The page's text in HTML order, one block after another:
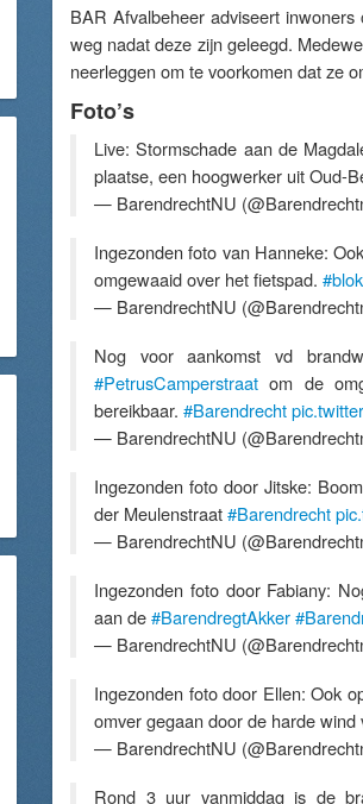
BAR Afvalbeheer adviseert
weg nadat deze zijn geleegd.
neerleggen om te voorkomen dat ze
Foto’s
Live: Stormschade aan de
plaatse, een hoogwerker uit Oud-
— BarendrechtNU
Ingezonden foto van Hanneke:
omgewaaid over het fietspad.
— BarendrechtNU
Nog voor aankomst vd
#PetrusCamperstraat om de
bereikbaar. #Barendrecht
— BarendrechtNU
Ingezonden foto door Jitske:
der Meulenstraat#Barendrecht
— BarendrechtNU
Ingezonden foto door Fabiany:
aan de#BarendregtAkker
— BarendrechtNU
Ingezonden foto door Ellen: Ook
omver gegaan door de harde wind
— BarendrechtNU
Rond 3 uur vanmiddagis de